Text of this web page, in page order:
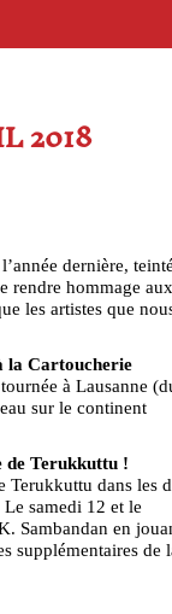
2018
dernière, teinté
rendre hommage
les artistes que
la Cartoucherie
à Lausanne
sur le continent
de Terukkuttu !
Terukkuttu dans les
samedi 12 et le
Sambandan en
supplémentaires de